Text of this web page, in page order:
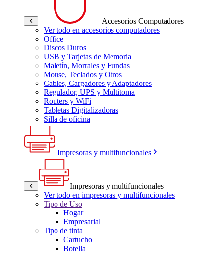
Accesorios Computadores
Ver todo en accesorios computadores
Office
Discos Duros
USB y Tarjetas de Memoria
Maletín, Morrales y Fundas
Mouse, Teclados y Otros
Cables, Cargadores y Adaptadores
Regulador, UPS y Multitoma
Routers y WiFi
Tabletas Digitalizadoras
Silla de oficina
Impresoras y multifuncionales
Impresoras y multifuncionales
Ver todo en impresoras y multifuncionales
Tipo de Uso
Hogar
Empresarial
Tipo de tinta
Cartucho
Botella